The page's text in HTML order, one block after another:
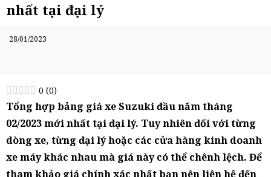
nhất tại đại lý
28/01/2023
0 (0)
Tổng hợp bảng giá xe Suzuki đầu năm tháng
02/2023 mới nhất tại đại lý. Tuy nhiên đối với từng
dòng xe, từng đại lý hoặc các cửa hàng kinh doanh
xe máy khác nhau mà giá này có thể chênh lệch. Để
tham khảo giá chính xác nhất bạn nên liên hệ đến